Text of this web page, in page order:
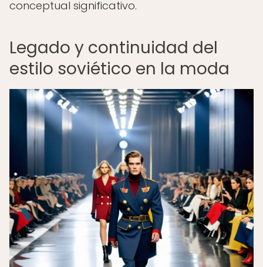
conceptual significativo.
Legado y continuidad del
estilo soviético en la moda